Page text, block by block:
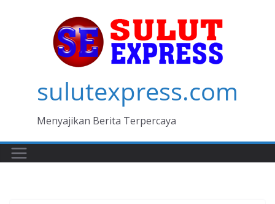
sulutexpress.com
Menyajikan Berita Terpercaya